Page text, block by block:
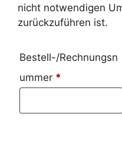
nicht notwendigen
zurückzuführen ist.
Bestell-/Rechnungsn
ummer *
Page URI *erforderlich